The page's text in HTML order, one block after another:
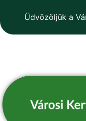
Üdvözöljük a